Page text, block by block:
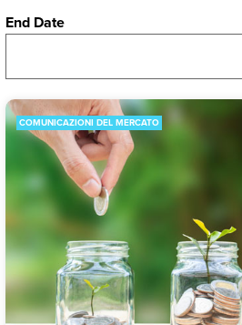
End Date
COMUNICAZIONI DEL MERCATO